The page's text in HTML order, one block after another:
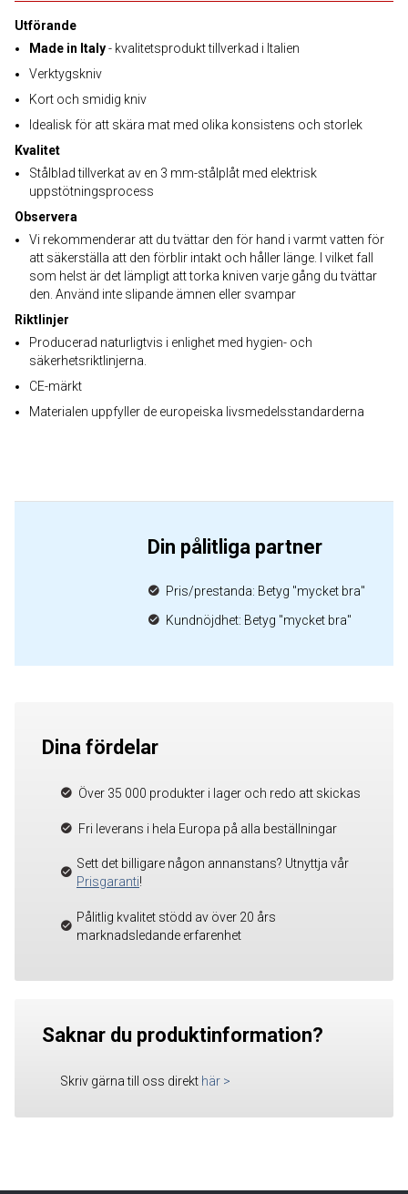
Utförande
Made in Italy- kvalitetsprodukt tillverkad i Italien
Verktygskniv
Kort och smidig kniv
Idealisk för att skära mat med olika konsistens och storlek
Kvalitet
Stålblad tillverkat av en 3 mm-stålplåt med elektrisk
uppstötningsprocess
Observera
Vi rekommenderar att du tvättar den för hand i varmt vatten för
att säkerställa att den förblir intakt och håller länge. I vilket fall
som helst är det lämpligt att torka kniven varje gång du tvättar
den. Använd inte slipande ämnen eller svampar
Riktlinjer
Producerad naturligtvis i enlighet med hygien- och
säkerhetsriktlinjerna.
CE-märkt
Materialen uppfyller de europeiska livsmedelsstandarderna
Din pålitliga partner
Pris/prestanda: Betyg "mycket bra"
Kundnöjdhet: Betyg "mycket bra"
Dina fördelar
Över 35 000 produkter i lager och redo att skickas
Fri leverans i hela Europa på alla beställningar
Sett det billigare någon annanstans? Utnyttja vår
Prisgaranti!
Pålitlig kvalitet stödd av över 20 års
marknadsledande erfarenhet
Saknar du produktinformation?
Skriv gärna till oss direkt här >